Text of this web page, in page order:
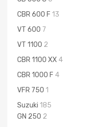
CBR 600 F 13
VT 600 7
VT 1100 2
CBR 1100 XX 4
CBR 1000 F 4
VFR 750 1
Suzuki 185
GN 250 2